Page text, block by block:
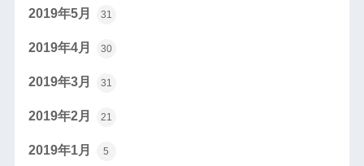
2019年5月 31
2019年4月 30
2019年3月 31
2019年2月 21
2019年1月 5